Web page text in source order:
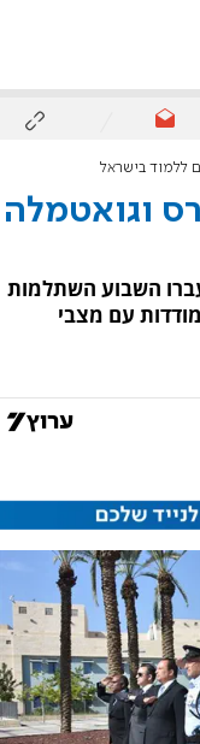
ללמוד בישראל
וגואטמלה
השבוע השתלמות
עם מצבי